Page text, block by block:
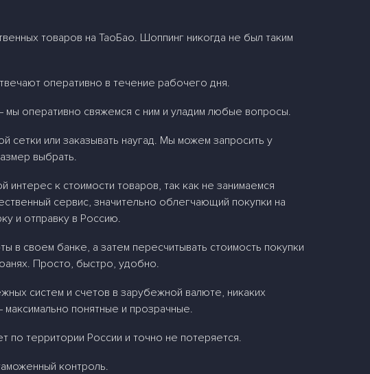
товаров на ТаоБао. Шоппинг никогда не был таким
оперативно в течение рабочего дня.
мы оперативно свяжемся с ним и уладим любые вопросы.
или заказывать наугад. Мы можем запросить у
выбрать.
к стоимости товаров, так как не занимаемся
сервис, значительно облегчающий покупки на
и отправку в Россию.
в своем банке, а затем пересчитывать стоимость покупки
Просто, быстро, удобно.
систем и счетов в зарубежной валюте, никаких
понятные и прозрачные.
по территории России и точно не потеряется.
контроль.